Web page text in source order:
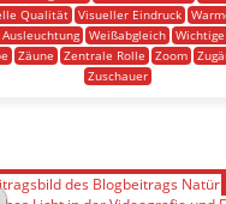
Qualität Visueller Eindruck
Weißabgleich
Zäune Zentrale Rolle Zoom
Zuschauer